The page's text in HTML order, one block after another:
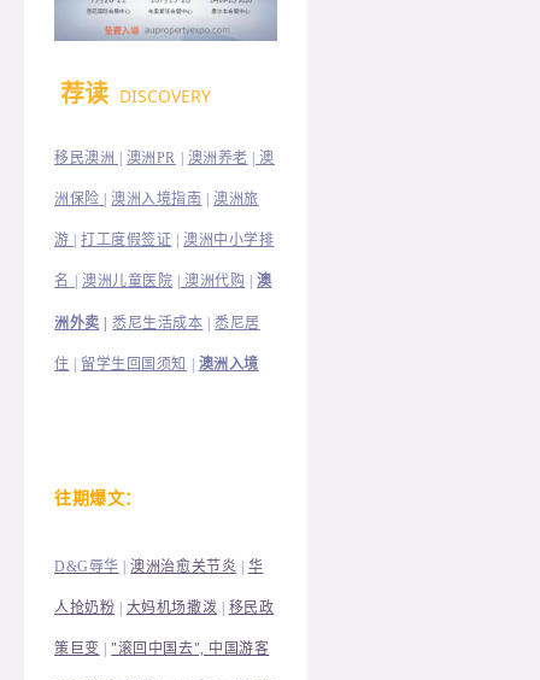
荐读 DISCOVERY
移民澳洲 | 澳洲PR | 澳洲养老 | 澳
洲保险 |澳洲入境指南 |澳洲旅
游 |打工度假签证 |澳洲中小学排
名 |澳洲儿童医院 | 澳洲代购 | 澳
洲外卖 | 悉尼生活成本 |悉尼居
住 | 留学生回国须知 | 澳洲入境
往期爆文：
D&G辱华 |澳洲治愈关节炎 华
人抢奶粉 大妈机场撒泼 移民政
策巨变 |"滚回中国去", 中国游客